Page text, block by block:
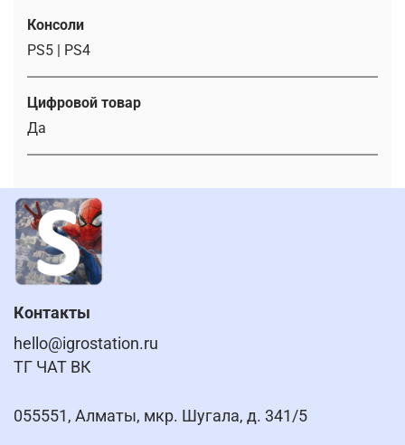
Консоли
PS5 | PS4
Цифровой товар
Да
Контакты
hello@igrostation.ru
ТГ ЧАТ ВК
055551, Алматы, мкр. Шугала, д. 341/5